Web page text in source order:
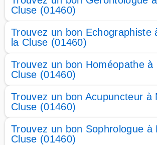
Cluse (01460)
Trouvez un bon Echographiste
la Cluse (01460)
Trouvez un bon Homéopathe à
Cluse (01460)
Trouvez un bon Acupuncteur à
Cluse (01460)
Trouvez un bon Sophrologue à
Cluse (01460)